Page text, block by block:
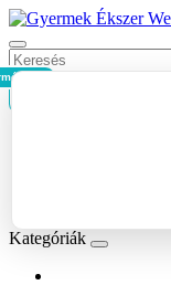
- 0Ft
Kategóriák